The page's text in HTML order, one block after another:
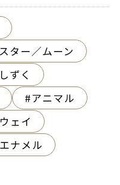
スター／ムーン
しずく
アニマル
ェイ
エナメル